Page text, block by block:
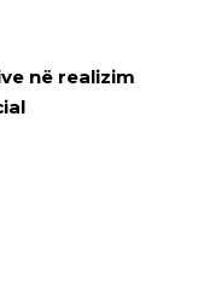
në realizim